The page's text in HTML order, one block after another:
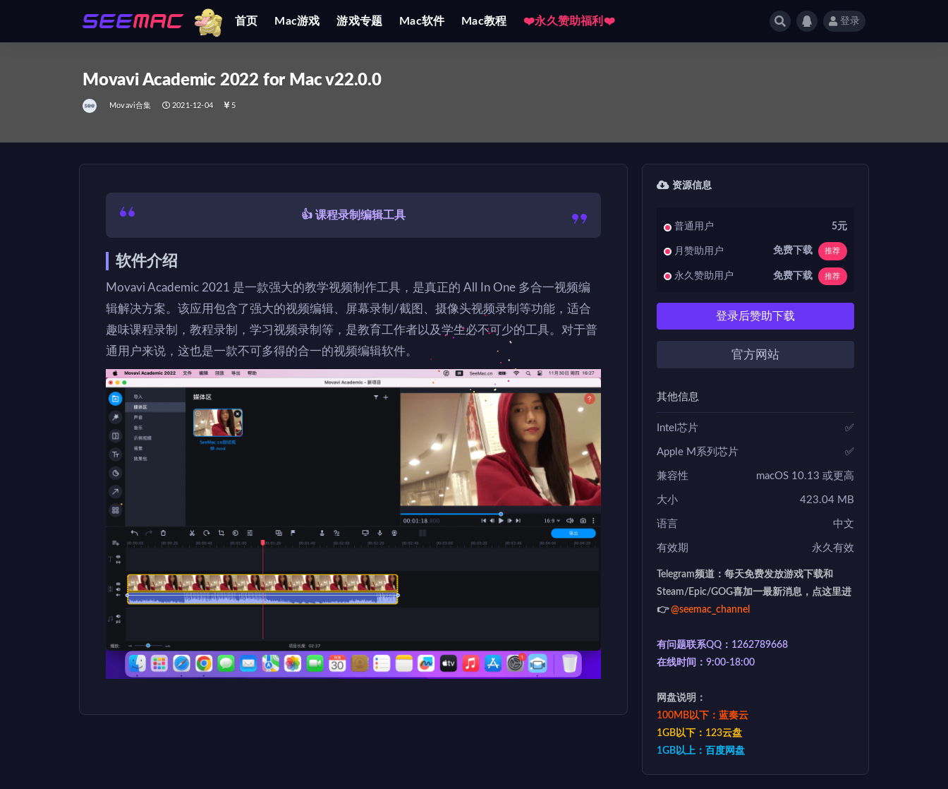
首页 Mac游戏 游戏专题 Mac软件 Mac教程 ❤️永久赞助福利❤️ 登录
Movavi Academic 2022 for Mac v22.0.0
Movavi合集 2021-12-04 5
👍 课程录制编辑工具
软件介绍
Movavi Academic 2021 是一款强大的教学视频制作工具，是真正的 All In One 多合一视频编
辑解决方案。该应用包含了强大的视频编辑、屏幕录制/截图、摄像头视频录制等功能，适合
趣味课程录制，教程录制，学习视频录制等，是教育工作者以及学生必不可少的工具。对于普
通用户来说，这也是一款不可多得的合一的视频编辑软件。
资源信息
普通用户 5元
月赞助用户 免费下载 推荐
永久赞助用户 免费下载 推荐
登录后赞助下载
官方网站
其他信息
Intel芯片 ✅
Apple M系列芯片 ✅
兼容性 macOS 10.13 或更高
大小 423.04 MB
语言 中文
有效期 永久有效
Telegram频道：每天免费发放游戏下载和
Steam/Epic/GOG喜加一最新消息，点这里进
👉@seemac_channel
有问题联系QQ：1262789668
在线时间：9:00-18:00
网盘说明：
100MB以下：蓝奏云
1GB以下：123云盘
1GB以上：百度网盘